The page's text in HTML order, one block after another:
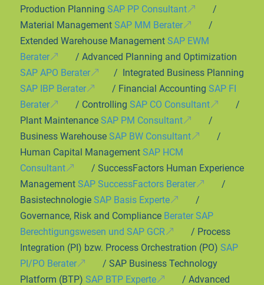
Production Planning SAP PP Consultant
/
Material Management SAP MM Berater
/
Extended Warehouse Management SAP EWM
Berater
/ Advanced Planning and Optimization
SAP APO Berater
/ Integrated Business Planning
SAP IBP Berater
/ Financial Accounting SAP FI
Berater
/ Controlling SAP CO Consultant
/
Plant Maintenance SAP PM Consultant
/
Business Warehouse SAP BW Consultant
/
Human Capital Management SAP HCM
Consultant
/ SuccessFactors Human Experience
Management SAP SuccessFactors Berater
/
Basistechnologie SAP Basis Experte
/
Governance, Risk and Compliance Berater SAP
Berechtigungswesen und SAP GCR
/ Process
Integration (PI) bzw. Process Orchestration (PO) SAP
PI/PO Berater
/ SAP Business Technology
Platform (BTP) SAP BTP Experte / Advanced